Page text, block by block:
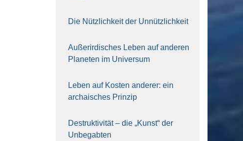
Die Nütz­lich­keit der Unnütz­lich­keit
Außer­ir­di­sches Leben auf ande­ren
Pla­ne­ten im Uni­ver­sum
Leben auf Kos­ten ande­rer: ein
archai­sches Prin­zip
Destruk­ti­vi­tät – die „Kunst“ der
Unbe­gab­ten